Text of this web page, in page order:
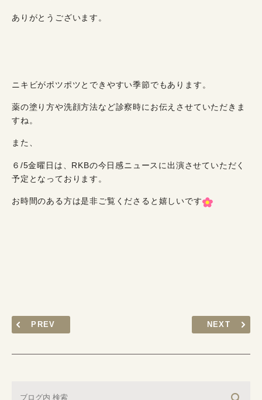
ありがとうございます。
ニキビがポツポツとできやすい季節でもあります。
薬の塗り方や洗顔方法など診察時にお伝えさせていただきま
すね。
また、
６/5金曜日は、RKBの今日感ニュースに出演させていただく
予定となっております。
お時間のある方は是非ご覧くださると嬉しいです
PREV NEXT